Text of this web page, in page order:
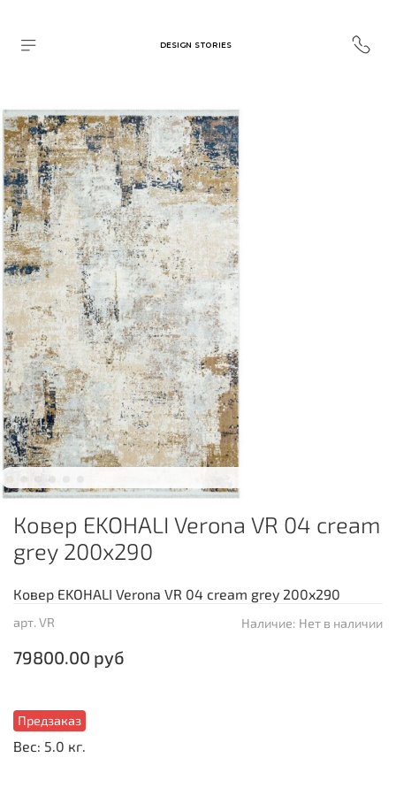
DESIGN STORIES
арт. VR Наличие: Нет в наличии
Предзаказ
Ковер EKOHALI Verona VR 04 cream
grey 200x290
79800.00 руб
Ковер EKOHALI Verona VR 04 cream grey 200x290
Вес: 5.0 кг.